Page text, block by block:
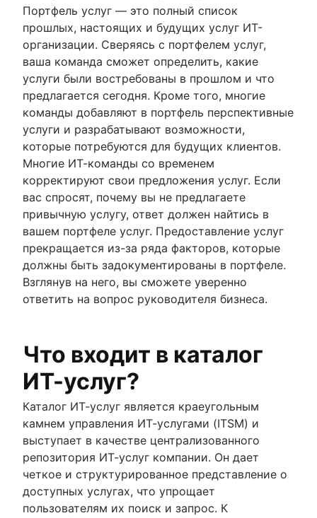
Портфель услуг — это полный список
прошлых, настоящих и будущих услуг ИТ-
организации. Сверяясь с портфелем услуг,
ваша команда сможет определить, какие
услуги были востребованы в прошлом и что
предлагается сегодня. Кроме того, многие
команды добавляют в портфель перспективные
услуги и разрабатывают возможности,
которые потребуются для будущих клиентов.
Многие ИТ-команды со временем
корректируют свои предложения услуг. Если
вас спросят, почему вы не предлагаете
привычную услугу, ответ должен найтись в
вашем портфеле услуг. Предоставление услуг
прекращается из-за ряда факторов, которые
должны быть задокументированы в портфеле.
Взглянув на него, вы сможете уверенно
ответить на вопрос руководителя бизнеса.
Что входит в каталог
ИТ-услуг?
Каталог ИТ-услуг является краеугольным
камнем управления ИТ-услугами (ITSM) и
выступает в качестве централизованного
репозитория ИТ-услуг компании. Он дает
четкое и структурированное представление о
доступных услугах, что упрощает
пользователям их поиск и запрос. К